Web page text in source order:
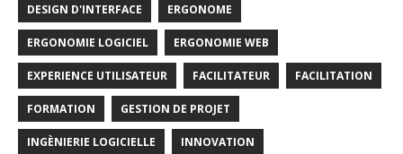
DESIGN D'INTERFACE ERGONOME
ERGONOMIE LOGICIEL ERGONOMIE WEB
EXPERIENCE UTILISATEUR FACILITATEUR FACILITATION
FORMATION GESTION DE PROJET
INGÈNIERIE LOGICIELLE INNOVATION